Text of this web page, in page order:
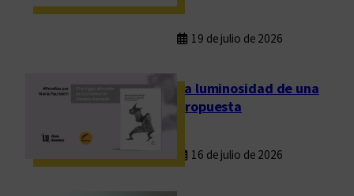
a
19 de julio de 2026
La luminosidad de una
propuesta
16 de julio de 2026